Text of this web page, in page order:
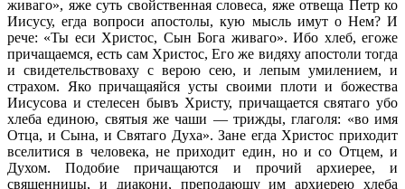
живаго», яже суть свойственная словеса, яже отвеща Петр ко
Иисусу, егда вопроси апостолы, кую мысль имут о Нем? И
рече: «Ты еси Христос, Сын Бога живаго». Ибо хлеб, егоже
причащаемся, есть сам Христос, Его же видяху апостоли тогда
и свидетельствоваху с верою сею, и лепым умилением, и
страхом. Яко причащаяйся усты своими плоти и божества
Иисусова и стелесен бывъ Христу, причащается святаго убо
хлеба единою, святыя же чаши — трижды, глаголя: «во имя
Отца, и Сына, и Святаго Духа». Зане егда Христос приходит
вселитися в человека, не приходит един, но и со Отцем, и
Духом. Подобие причащаются и прочий архиерее, и
священницы, и диакони, преподающу им архиерею хлеба